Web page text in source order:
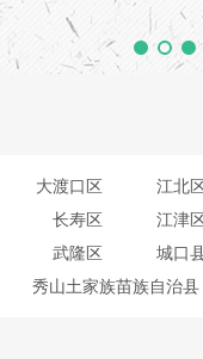
大渡口区 江北
长寿区 江津
武隆区 城口
秀山土家族苗族自治县